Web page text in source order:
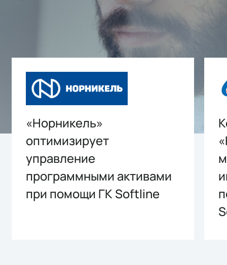
«Норникель»
оптимизирует
управление
программными активами
при помощи ГК Softline